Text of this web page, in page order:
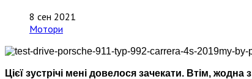
8 сен 2021
Мотори
Цієї зустрічі мені довелося зачекати. Втім,